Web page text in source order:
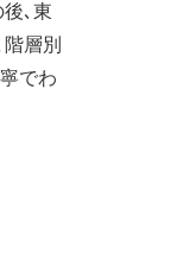
､東
層別
でわ